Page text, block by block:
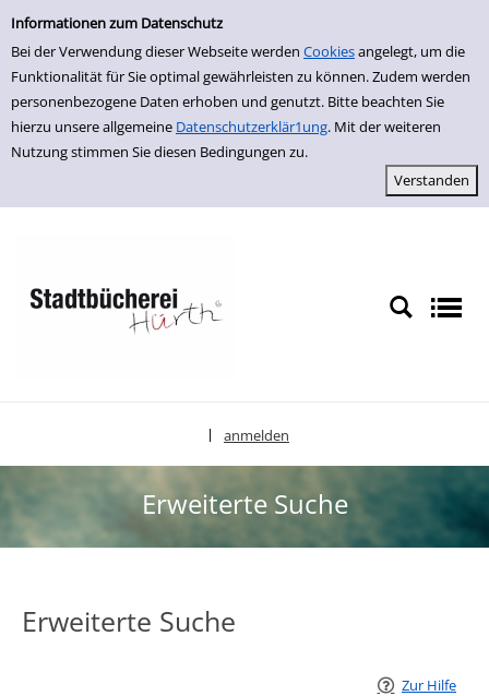
Erweiterte Suche
Informationen zum Datenschutz
Bei der Verwendung dieser Webseite werden Cookiesangelegt, um die
Funktionalität für Sie optimal gewährleisten zu können. Zudem werden
personenbezogene Daten erhoben und genutzt. Bitte beachten Sie
hierzu unsere allgemeine Datenschutzerklär1ung. Mit der weiteren
Nutzung stimmen Sie diesen Bedingungen zu.
zur Navigation springen
zum Inhalt springen
Zur erweiterten Suche springen
anmelden
Erweiterte Suche
Erweiterte Suche
Zur Hilfe